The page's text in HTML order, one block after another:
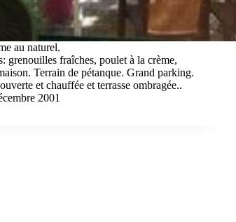
au naturel.
grenouilles fraîches, poulet à la crème,
Terrain de pétanque. Grand parking.
et chauffée et terrasse ombragée..
2001